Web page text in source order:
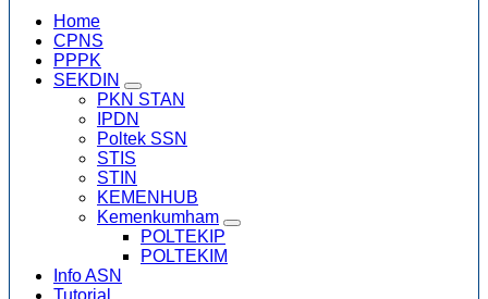
Home
CPNS
PPPK
SEKDIN
PKN STAN
IPDN
Poltek SSN
STIS
STIN
KEMENHUB
Kemenkumham
POLTEKIP
POLTEKIM
Info ASN
Tutorial